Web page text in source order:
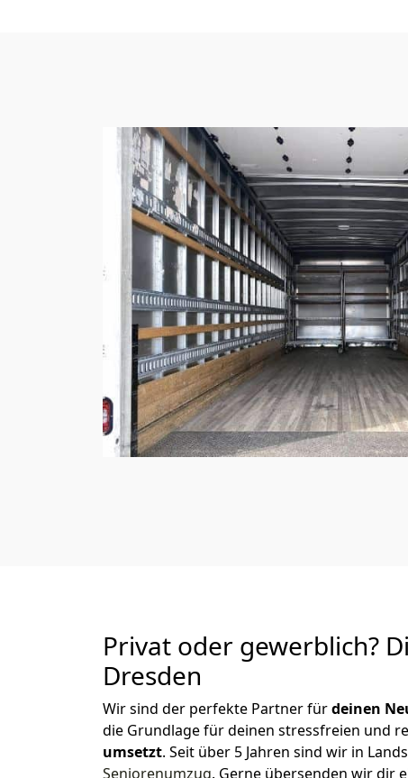
Privat oder gewerblich?
Dresden
Wir sind der perfekte Partner fürdeinen
die Grundlage für deinen stressfreien und
umsetzt. Seit über 5 Jahren sind wir in
Seniorenumzug. Gerne übersenden wir dir